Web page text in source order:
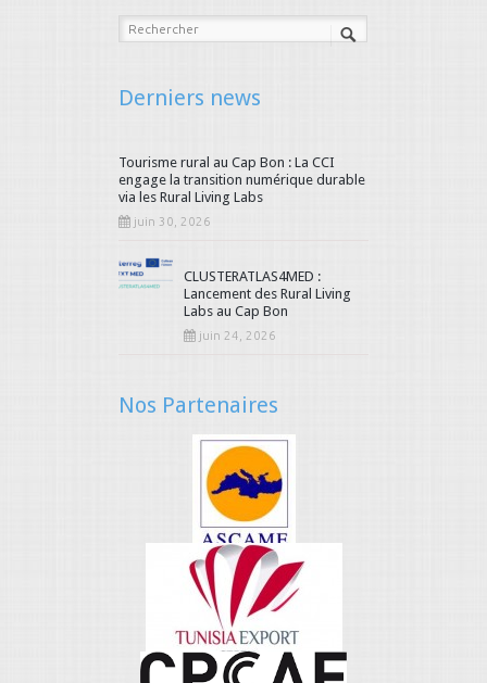
Derniers news
Tourisme rural au Cap Bon : La CCI
engage la transition numérique durable
via les Rural Living Labs
juin 30, 2026
CLUSTERATLAS4MED :
Lancement des Rural Living
Labs au Cap Bon
juin 24, 2026
Nos Partenaires